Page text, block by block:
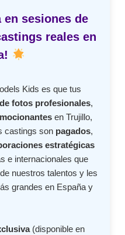
en sesiones de
reales en
Kids es que tus
fotos profesionales,
en Trujillo,
castings son pagados,
estratégicas
e internacionales que
nuestros talentos y les
grandes en España y
(disponible en